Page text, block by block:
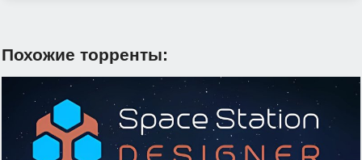
Похожие торренты: